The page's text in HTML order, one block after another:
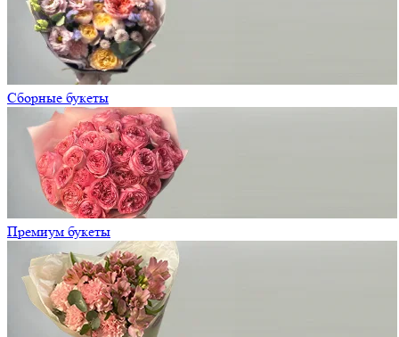
Сборные букеты
Премиум букеты